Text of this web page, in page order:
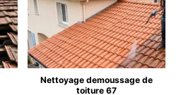
Nettoyage demoussage de
toiture 67